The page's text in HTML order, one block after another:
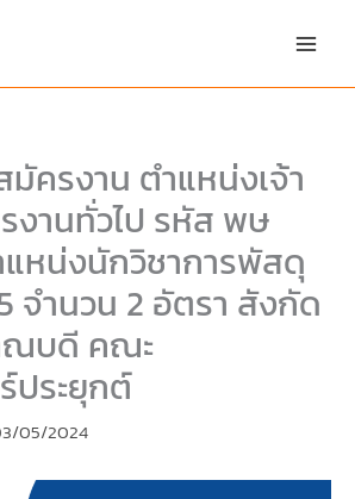
มัครงาน ตำแหน่งเจ้า
งานทั่วไป รหัส พษ
แหน่งนักวิชาการพัสดุ
จำนวน 2 อัตรา สังกัด
ณบดี คณะ
ประยุกต์
05/2024